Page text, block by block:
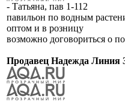
- Татьяна, пав 1-112
павильон по водным
оптом и в розницу
возможно договориться о
Продавец Надежда Линия